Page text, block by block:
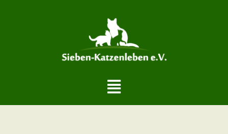
Menü